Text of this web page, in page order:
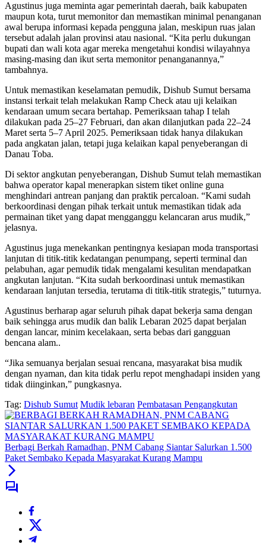
Agustinus juga meminta agar pemerintah daerah, baik kabupaten
maupun kota, turut memonitor dan memastikan minimal penanganan
awal berupa informasi kepada pengguna jalan, meskipun ruas jalan
tersebut adalah jalan provinsi atau nasional. “Kita perlu dukungan
bupati dan wali kota agar mereka mengetahui kondisi wilayahnya
masing-masing dan ikut serta memonitor penanganannya,”
tambahnya.
Untuk memastikan keselamatan pemudik, Dishub Sumut bersama
instansi terkait telah melakukan Ramp Check atau uji kelaikan
kendaraan umum secara bertahap. Pemeriksaan tahap I telah
dilakukan pada 25–27 Februari, dan akan dilanjutkan pada 22–24
Maret serta 5–7 April 2025. Pemeriksaan tidak hanya dilakukan
pada angkatan jalan, tetapi juga kelaikan kapal penyeberangan di
Danau Toba.
Di sektor angkutan penyeberangan, Dishub Sumut telah memastikan
bahwa operator kapal menerapkan sistem tiket online guna
menghindari antrean panjang dan praktik percaloan. “Kami sudah
berkoordinasi dengan pihak terkait untuk memastikan tidak ada
permainan tiket yang dapat mengganggu kelancaran arus mudik,”
jelasnya.
Agustinus juga menekankan pentingnya kesiapan moda transportasi
lanjutan di titik-titik kedatangan penumpang, seperti terminal dan
pelabuhan, agar pemudik tidak mengalami kesulitan mendapatkan
angkutan lanjutan. “Kita sudah berkoordinasi untuk memastikan
kendaraan lanjutan tersedia, terutama di titik-titik strategis,” tuturnya.
Agustinus berharap agar seluruh pihak dapat bekerja sama dengan
baik sehingga arus mudik dan balik Lebaran 2025 dapat berjalan
dengan lancar, minim kecelakaan, serta bebas dari gangguan
bencana alam..
“Jika semuanya berjalan sesuai rencana, masyarakat bisa mudik
dengan nyaman, dan kita tidak perlu repot menghadapi insiden yang
tidak diinginkan,” pungkasnya.
Tag: Dishub Sumut Mudik lebaran Pembatasan Pengangkutan
Berbagi Berkah Ramadhan, PNM Cabang Siantar Salurkan 1.500
Paket Sembako Kepada Masyarakat Kurang Mampu